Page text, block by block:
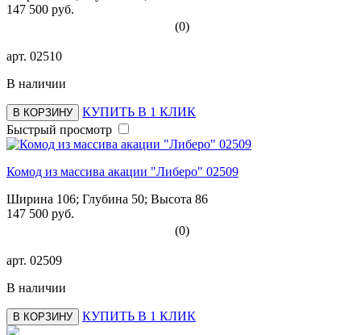
147 500 руб.
(0)
арт. 02510
В наличии
В КОРЗИНУ
КУПИТЬ В 1 КЛИК
Быстрый просмотр
Комод из массива акации "Либеро" 02509
Ширина 106; Глубина 50; Высота 86
147 500 руб.
(0)
арт. 02509
В наличии
В КОРЗИНУ КУПИТЬ В 1 КЛИК